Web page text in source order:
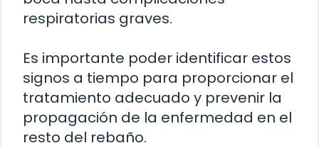
respiratorias graves.
Es importante poder identificar estos
signos a tiempo para proporcionar el
tratamiento adecuado y prevenir la
propagación de la enfermedad en el
resto del rebaño.